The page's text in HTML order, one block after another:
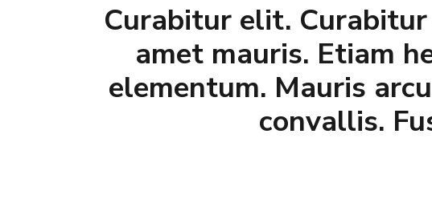
Curabitur elit.
amet mauris. Etiam
elementum. Mauris
convallis.